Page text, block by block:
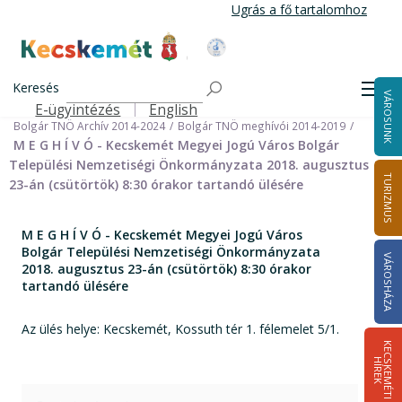
tartalomra
Ugrás a fő tartalomhoz
Kecskemét Város Honlapja
Keresés
Felső navigáció
E-ügyintézés English VÁROSUNK
TURIZMUS
VÁROSHÁZA
K
E
C
S
K
E
M
É
T
I
HÍ
R
E
K
Önkormányzat
Nemzetiségi Önkormányzatok
Bolgár Települési Nemzetiségi Önkormányzat
Bolgár TNÖ Archív 2014-2024
Bolgár TNÖ meghívói 2014-2019
M E G H Í V Ó - Kecskemét Megyei Jogú Város Bolgár
Települési Nemzetiségi Önkormányzata 2018. augusztus
23-án (csütörtök) 8:30 órakor tartandó ülésére
M E G H Í V Ó - Kecskemét Megyei Jogú Város
Bolgár Települési Nemzetiségi Önkormányzata
2018. augusztus 23-án (csütörtök) 8:30 órakor
tartandó ülésére
Az ülés helye: Kecskemét, Kossuth tér 1. félemelet 5/1.